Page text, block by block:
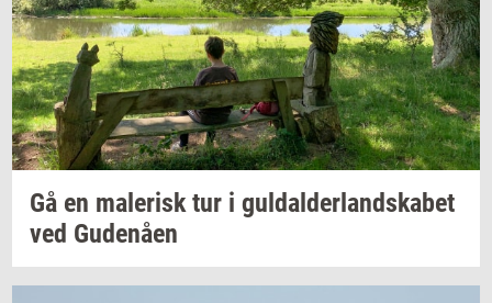
Gå en ma­le­risktur i gul­dal­der­land­ska­bet
ved Gu­denå­en